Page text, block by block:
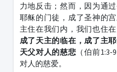
力地反击；然而，因为通
耶稣的门徒，成了圣神的
主住在我们内，我们也住在
成了天主的临在，成了主
天父对人的慈悲 （伯前
对人的慈爱。